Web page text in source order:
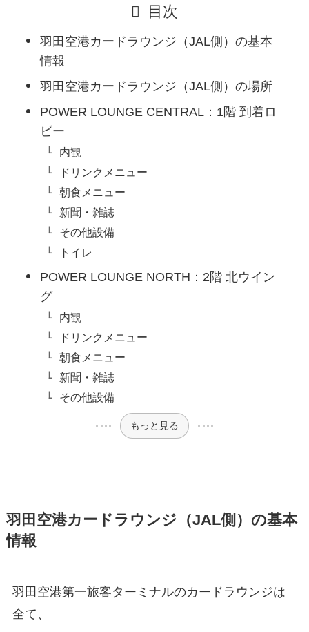
目次
羽田空港カードラウンジ（JAL側）の基本
情報
羽田空港カードラウンジ（JAL側）の場所
POWER LOUNGE CENTRAL：1階 到着ロ
ビー
内観
ドリンクメニュー
朝食メニュー
新聞・雑誌
その他設備
トイレ
POWER LOUNGE NORTH：2階 北ウイン
グ
内観
ドリンクメニュー
朝食メニュー
新聞・雑誌
その他設備
もっと見る
羽田空港カードラウンジ（JAL側）の基本
情報
羽田空港第一旅客ターミナルのカードラウンジは
全て、